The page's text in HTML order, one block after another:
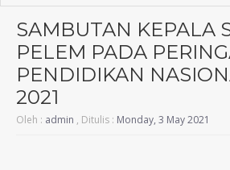
SAMBUTAN KEPALA
PELEM PADA
PENDIDIKAN
2021
Oleh : admin , Ditulis : Monday, 3 May 2021